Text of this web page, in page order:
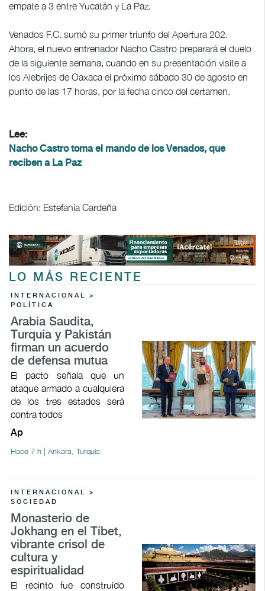
empate a 3 entre Yucatán y La Paz.
Venados F.C. sumó su primer triunfo del Apertura 202.
Ahora, el nuevo entrenador Nacho Castro preparará el duelo
de la siguiente semana, cuando en su presentación visite a
los Alebrijes de Oaxaca el próximo sábado 30 de agosto en
punto de las 17 horas, por la fecha cinco del certamen.
Lee:
Nacho Castro toma el mando de los Venados, que
reciben a La Paz
Edición: Estefanía Cardeña
LO MÁS RECIENTE
INTERNACIONAL >
POLÍTICA
Arabia Saudita,
Turquía y Pakistán
firman un acuerdo
de defensa mutua
El pacto señala que un
ataque armado a cualquiera
de los tres estados será
contra todos
Ap
Hace 7 h | Ankara, Turquía
INTERNACIONAL >
SOCIEDAD
Monasterio de
Jokhang en el Tíbet,
vibrante crisol de
cultura y
espiritualidad
El recinto fue construido